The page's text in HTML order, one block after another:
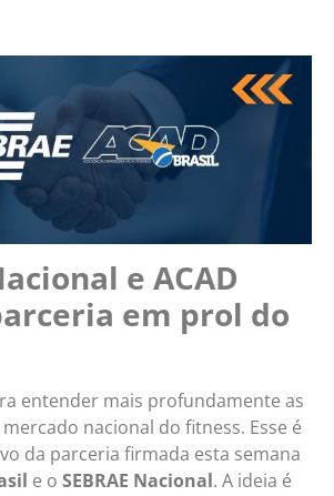
e ACAD
em prol do
entender mais profundamente as
nacional do fitness. Esse é
da parceria firmada esta semana
e o SEBRAE Nacional. A ideia é